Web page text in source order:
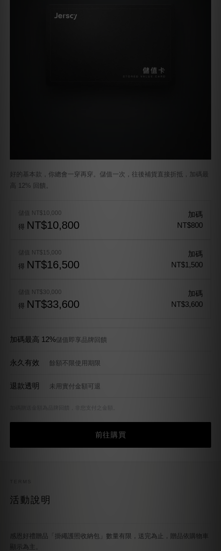
好的基本款，你總會一穿再穿。儲值一次，往後補貨直接折抵，加碼最
高 12% 回饋。
儲值 NT$10,000
得 NT$10,800
加碼
NT$800
儲值 NT$15,000
得 NT$16,500
加碼
NT$1,500
儲值 NT$30,000
得 NT$33,600
加碼
NT$3,600
加碼最高 12%儲值即享品牌回饋
永久有效 餘額不限使用期限
退款透明 未用實付金額可退
加碼贈送金額為品牌回饋，非您支付之金額。
前往購買
活動說明
感恩好禮贈品「掛繩護照收納包」數量有限，送完為止，贈品依購物車
顯示為主。